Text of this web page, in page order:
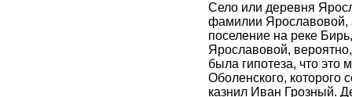
Село или деревня
фамилии Ярославовой,
поселение на реке
Ярославовой,
была гипотеза, что это
Оболенского, которого
казнил Иван Грозный.